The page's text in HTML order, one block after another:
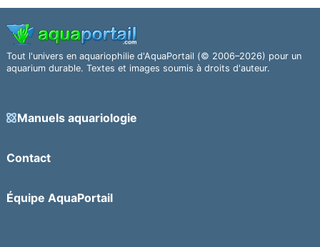
Tout l'univers en aquariophilie d'AquaPortail (© 2006–2026) pour un
aquarium durable. Textes et images soumis à droits d'auteur.
Manuels aquariologie
Contact
Équipe AquaPortail